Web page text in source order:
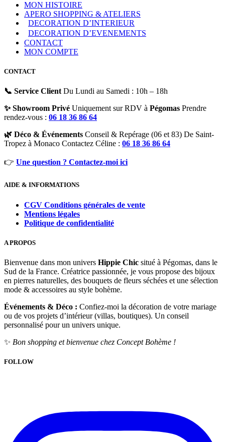
MON HISTOIRE
APERO SHOPPING & ATELIERS
DECORATION D’INTERIEUR
DECORATION D’EVENEMENTS
CONTACT
MON COMPTE
CONTACT
📞 Service Client Du Lundi au Samedi : 10h – 18h
✨ Showroom Privé Uniquement sur RDV à Pégomas Prendre
rendez-vous : 06 18 36 86 64
🌿 Déco & Événements Conseil & Repérage (06 et 83) De Saint-
Tropez à Monaco Contactez Céline : 06 18 36 86 64
👉 Une question ? Contactez-moi ici
AIDE & INFORMATIONS
CGV Conditions générales de vente
Mentions légales
Politique de confidentialité
A PROPOS
Bienvenue dans mon univers Hippie Chic situé à Pégomas, dans le
Sud de la France. Créatrice passionnée, je vous propose des bijoux
en pierres naturelles, des bouquets de fleurs séchées et une sélection
mode & accessoires au style bohème.
Événements & Déco : Confiez-moi la décoration de votre mariage
ou de vos projets d’intérieur (villas, boutiques). Un conseil
personnalisé pour un univers unique.
✨ Bon shopping et bienvenue chez Concept Bohème !
FOLLOW